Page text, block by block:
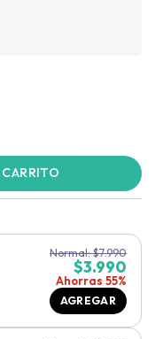
Normal:$7.990
$3.990
Ahorras 55%
AGREGAR